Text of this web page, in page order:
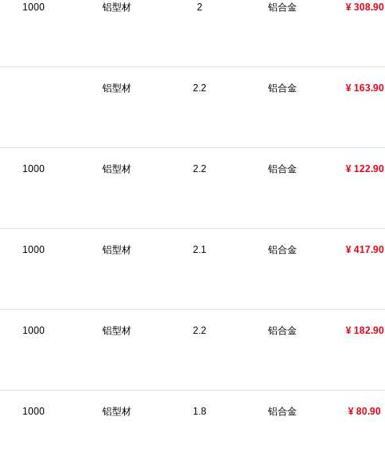
1000 铝型材 2 铝合金 ¥ 308.90
铝型材 2.2 铝合金 ¥ 163.90
1000 铝型材 2.2 铝合金 ¥ 122.90
1000 铝型材 2.1 铝合金 ¥ 417.90
1000 铝型材 2.2 铝合金 ¥ 182.90
1000 铝型材 1.8 铝合金 ¥ 80.90